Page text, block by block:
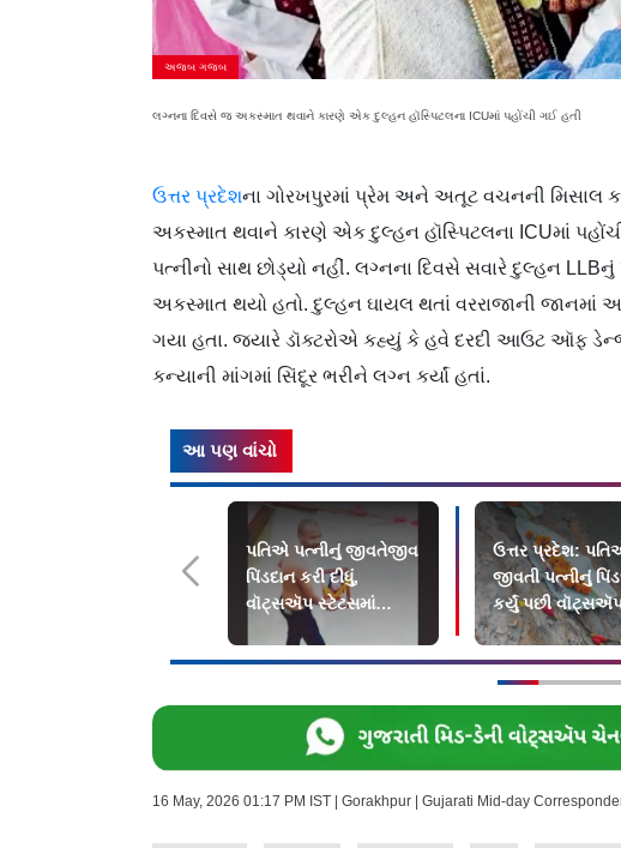
અજબ ગજબ
લગ્નના દિવસે જ અકસ્માત થવાને કારણે એક દુલ્હન હૉસ્પિટલના ICUમાં પહોંચી ગઈ હતી
ઉત્તર પ્રદેશના ગોરખપુરમાં પ્રેમ અને અતૂટ વચનની મિસાલ
અકસ્માત થવાને કારણે એક દુલ્હન હૉસ્પિટલના ICUમાં
પત્નીનો સાથ છોડ્યો નહીં. લગ્નના દિવસે સવારે દુલ્હન
અકસ્માત થયો હતો. દુલ્હન ઘાયલ થતાં વરરાજાની જાનમાં
ગયા હતા. જ્યારે ડૉક્ટરોએ કહ્યું કે હવે દરદી આઉટ ઑફ
કન્યાની માંગમાં સિંદૂર ભરીને લગ્ન કર્યાં હતાં.
આ પણ વાંચો
પતિએ પત્નીનું જીવતેજીવ
પિંડદાન કરી દીધું,
વૉટ્સઍપ સ્ટેટસમાં
સ્વર્ગીય લખી નાખ્યું
ઉત્તર પ્રદેશ:
જીવતી પત્નીનું
કર્યું પછી
સ્ટેટસ મૂક્યું
16 May, 2026 01:17 PM IST | Gorakhpur | Gujarati Mid-day